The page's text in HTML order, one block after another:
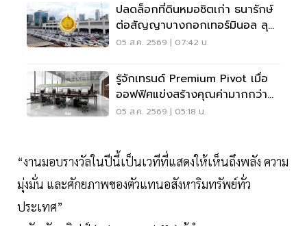
ปลดล็อกที่ดินหมอชิตเก่า ธนารักษ์
ต่อสัญญาบางกอกเทอร์มินอล ลุย
บิ๊กโปรเจ็กต์
05 ส.ค. 2569 | 07:42 น.
รู้จักเทรนด์ Premium Pivot เมื่อ
ออฟฟิศแข่งสร้างคุณค่ามากกว่า
ทำเล-ค่าเช่า
05 ส.ค. 2569 | 05:18 น.
“งานมอบรางวัลในปีนี้เป็นเวทีที่แสดงให้เห็นถึงพลัง ความ
มุ่งมั่น และศักยภาพของตัวแทนอสังหาริมทรัพย์ทั่ว
ประเทศ”